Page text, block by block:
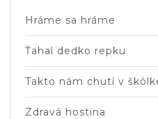
Hráme sa hráme
Ťahal dedko repku
Takto nám chutí v
Zdravá hostina